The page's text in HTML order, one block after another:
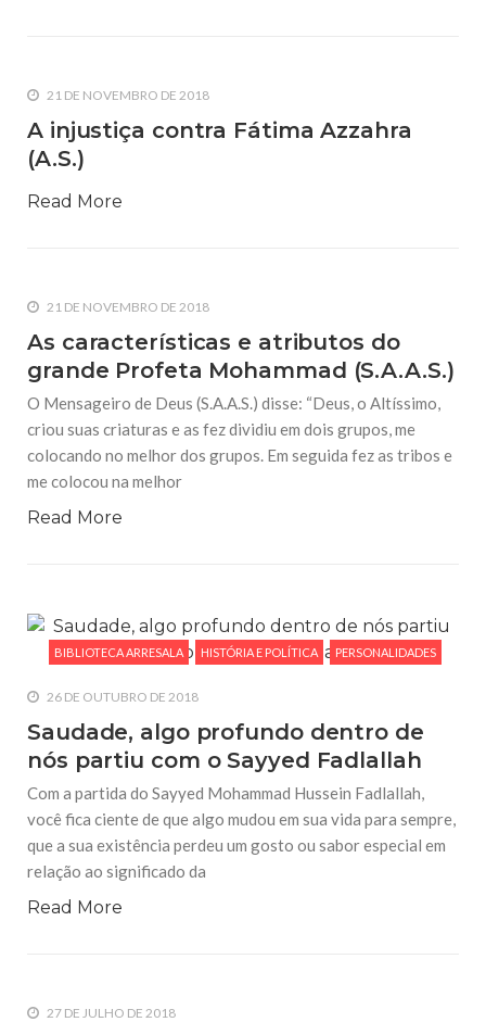
Em reportagem da TV Gazeta iranianos reunidos no Centro
quarta participação na Copa do Mundo. Mesmo sem a
classificação da seleção iraniana o
10 DE JULHO DE 2014
que
21 DE NOVEMBRO DE 2018
A injustiça contra Fátima Azzahra
(A.S.)
Read More
21 DE NOVEMBRO DE 2018
As características e atributos do
grande Profeta Mohammad (S.A.A.S.)
O Mensageiro de Deus (S.A.A.S.) disse: “Deus, o Altíssimo,
criou suas criaturas e as fez dividiu em dois grupos, me
colocando no melhor dos grupos. Em seguida fez as tribos e
me colocou na melhor
Read More
BIBLIOTECA ARRESALA HISTÓRIA E POLÍTICA PERSONALIDADES
26 DE OUTUBRO DE 2018
Saudade, algo profundo dentro de
nós partiu com o Sayyed Fadlallah
Com a partida do Sayyed Mohammad Hussein Fadlallah,
você fica ciente de que algo mudou em sua vida para sempre,
que a sua existência perdeu um gosto ou sabor especial em
relação ao significado da
Read More
27 DE JULHO DE 2018